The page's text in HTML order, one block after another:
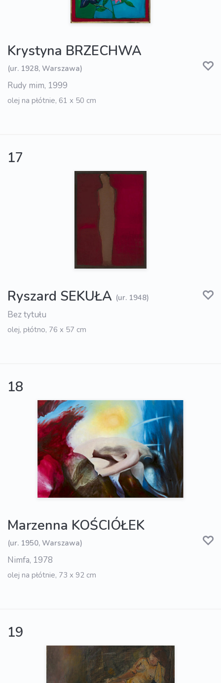
Krystyna BRZECHWA
(ur. 1928, Warszawa)
Rudy mim, 1999
olej na płótnie, 61 x 50 cm
17
Ryszard SEKUŁA (ur. 1948)
Bez tytułu
olej, płótno, 76 x 57 cm
18
Marzenna KOŚCIÓŁEK
(ur. 1950, Warszawa)
Nimfa, 1978
olej na płótnie, 73 x 92 cm
19